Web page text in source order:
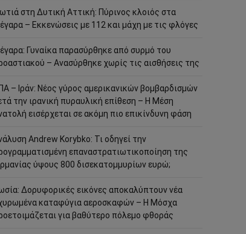
στη Δυτική Αττική: Πύρινος κλοιός στα
– Εκκενώσεις με 112 και μάχη με τις φλόγες
Γυναίκα παρασύρθηκε από συρμό του
– Ανασύρθηκε χωρίς τις αισθήσεις της
– Ιράν: Νέος γύρος αμερικανικών βομβαρδισμών
την ιρανική πυραυλική επίθεση – Η Μέση
εισέρχεται σε ακόμη πιο επικίνδυνη φάση
Andrew Korybko: Τι οδηγεί την
επαναστρατιωτικοποίηση της
ύψους 800 δισεκατομμυρίων ευρώ;
Δορυφορικές εικόνες αποκαλύπτουν νέα
καταφύγια αεροσκαφών – Η Μόσχα
για βαθύτερο πόλεμο φθοράς